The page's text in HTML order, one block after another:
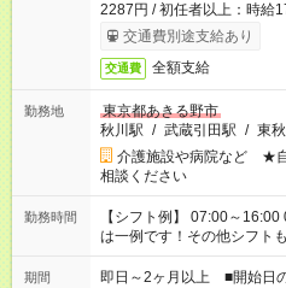
2287円 / 初任者以上：時給
交通費別途支給あり
交通費 全額支給
勤務地
東京都あきる野市
秋川駅 / 武蔵引田駅 / 東
介護施設や病院など ★
相談ください
勤務時間
【シフト例】 07:00～16:00
は一例です！その他シフト
期間 即日～2ヶ月以上 ■開始日